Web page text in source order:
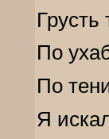
Грусть
По
По
Я